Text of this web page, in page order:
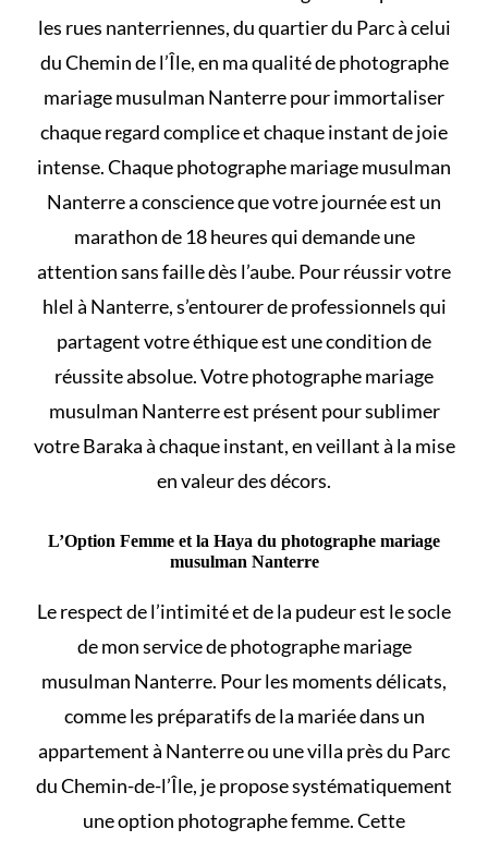
les rues nanterriennes, du quartier du Parc à celui
du Chemin de l’Île, en ma qualité de photographe
mariage musulman Nanterre pour immortaliser
chaque regard complice et chaque instant de joie
intense. Chaque photographe mariage musulman
Nanterre a conscience que votre journée est un
marathon de 18 heures qui demande une
attention sans faille dès l’aube. Pour réussir votre
hlelà Nanterre, s’entourer de professionnels qui
partagent votre éthique est une condition de
réussite absolue. Votre photographe mariage
musulman Nanterre est présent pour sublimer
votre Baraka à chaque instant, en veillant à la mise
en valeur des décors.
L’Option Femme et la Haya du photographe mariage
musulman Nanterre
Le respect de l’intimité et de la pudeur est le socle
de mon service de photographe mariage
musulman Nanterre. Pour les moments délicats,
comme les préparatifs de la mariée dans un
appartement à Nanterre ou une villa près du Parc
du Chemin-de-l’Île, je propose systématiquement
une option photographe femme. Cette